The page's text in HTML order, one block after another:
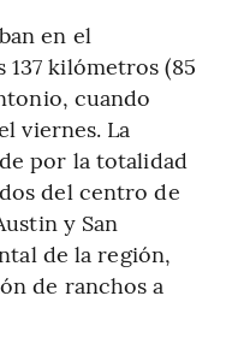
en el
kilómetros (85
cuando
viernes. La
por la totalidad
del centro de
y San
de la región,
de ranchos a